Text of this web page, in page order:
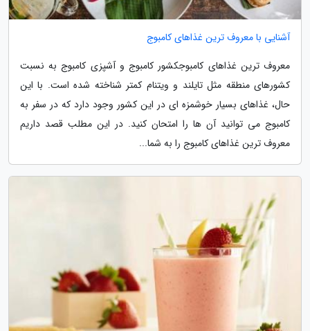
آشنایی با معروف ترین غذاهای کامبوج
معروف ترین غذاهای کامبوجکشور کامبوج و آشپزی کامبوج به نسبت
کشورهای منطقه مثل تایلند و ویتنام کمتر شناخته شده است. با این
حال، غذاهای بسیار خوشمزه ای در این کشور وجود دارد که در سفر به
کامبوج می توانید آن ها را امتحان کنید. در این مطلب قصد داریم
معروف ترین غذاهای کامبوج را به شما...